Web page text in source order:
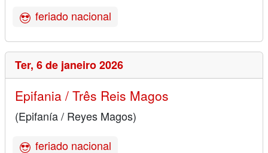
feriado nacional
Ter, 6 de janeiro 2026
Epifania / Três Reis Magos
(Epifanía / Reyes Magos)
feriado nacional